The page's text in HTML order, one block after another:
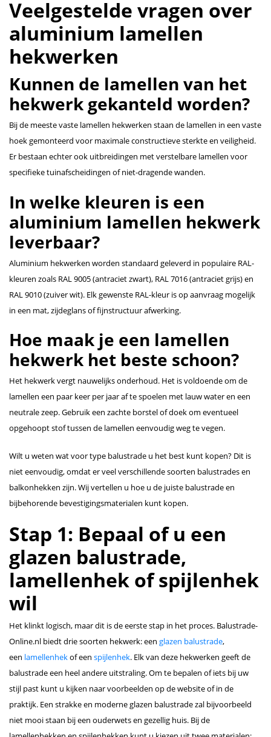
Veelgestelde vragen over
aluminium lamellen
hekwerken
Kunnen de lamellen van het
hekwerk gekanteld worden?
Bij de meeste vaste lamellen hekwerken staan de lamellen in een vaste
hoek gemonteerd voor maximale constructieve sterkte en veiligheid.
Er bestaan echter ook uitbreidingen met verstelbare lamellen voor
specifieke tuinafscheidingen of niet-dragende wanden.
In welke kleuren is een
aluminium lamellen hekwerk
leverbaar?
Aluminium hekwerken worden standaard geleverd in populaire RAL-
kleuren zoals RAL 9005 (antraciet zwart), RAL 7016 (antraciet grijs) en
RAL 9010 (zuiver wit). Elk gewenste RAL-kleur is op aanvraag mogelijk
in een mat, zijdeglans of fijnstructuur afwerking.
Hoe maak je een lamellen
hekwerk het beste schoon?
Het hekwerk vergt nauwelijks onderhoud. Het is voldoende om de
lamellen een paar keer per jaar af te spoelen met lauw water en een
neutrale zeep. Gebruik een zachte borstel of doek om eventueel
opgehoopt stof tussen de lamellen eenvoudig weg te vegen.
Wilt u weten wat voor type balustrade u het best kunt kopen? Dit is
niet eenvoudig, omdat er veel verschillende soorten balustrades en
balkonhekken zijn. Wij vertellen u hoe u de juiste balustrade en
bijbehorende bevestigingsmaterialen kunt kopen.
Stap 1: Bepaal of u een
glazen balustrade,
lamellenhek of spijlenhek
wil
Het klinkt logisch, maar dit is de eerste stap in het proces. Balustrade-
Online.nl biedt drie soorten hekwerk: een glazen balustrade,
een lamellenhekof een spijlenhek. Elk van deze hekwerken geeft de
balustrade een heel andere uitstraling. Om te bepalen of iets bij uw
stijl past kunt u kijken naar voorbeelden op de website of in de
praktijk. Een strakke en moderne glazen balustrade zal bijvoorbeeld
niet mooi staan bij een ouderwets en gezellig huis. Bij de